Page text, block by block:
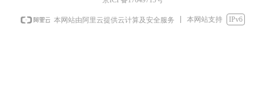
本网站由阿里云提供云计算及安全服务 本网站支持 IPv6